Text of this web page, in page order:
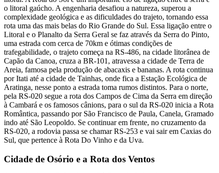
o litoral gaúcho. A engenharia desafiou a natureza, superou a
complexidade geológica e as dificuldades do trajeto, tornando essa
rota uma das mais belas do Rio Grande do Sul. Essa ligação entre o
Litoral e o Planalto da Serra Geral se faz através da Serra do Pinto,
uma estrada com cerca de 70km e ótimas condições de
trafegabilidade, o trajeto começa na RS-486, na cidade litorânea de
Capão da Canoa, cruza a BR-101, atravessa a cidade de Terra de
Areia, famosa pela produção de abacaxis e bananas. A rota continua
por Itati até a cidade de Tainhas, onde fica a Estação Ecológica de
Aratinga, nesse ponto a estrada toma rumos distintos. Para o norte,
pela RS-020 segue a rota dos Campos de Cima da Serra em direção
à Cambará e os famosos cânions, para o sul da RS-020 inicia a Rota
Romântica, passando por São Francisco de Paula, Canela, Gramado
indo até São Leopoldo. Se continuar em frente, no cruzamento da
RS-020, a rodovia passa se chamar RS-253 e vai sair em Caxias do
Sul, que pertence à Rota Do Vinho e da Uva.
Cidade de Osório e a Rota dos Ventos